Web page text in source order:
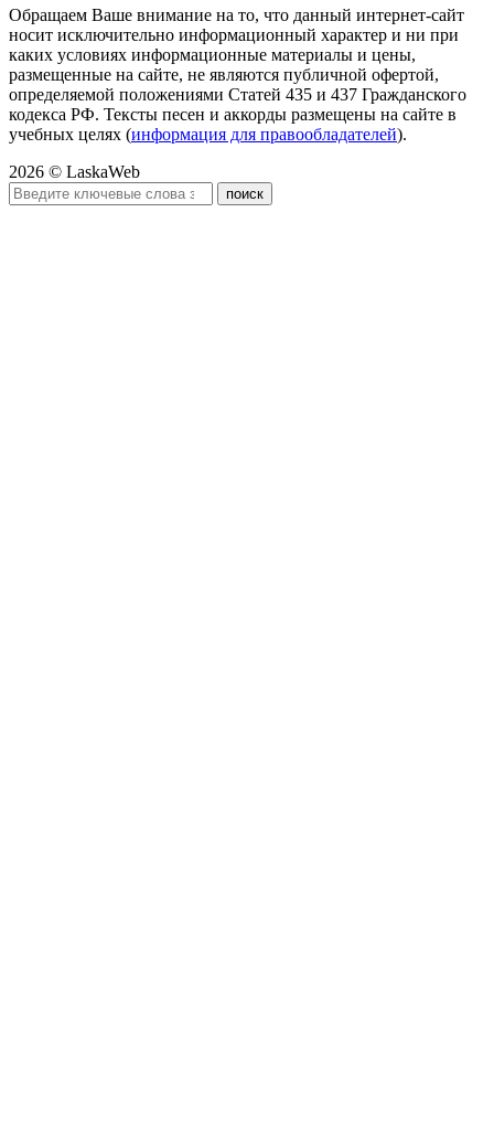
Обращаем Ваше внимание на то, что данный интернет-сайт
носит исключительно информационный характер и ни при
каких условиях информационные материалы и цены,
размещенные на сайте, не являются публичной офертой,
определяемой положениями Статей 435 и 437 Гражданского
кодекса РФ. Тексты песен и аккорды размещены на сайте в
учебных целях (информация для правообладателей).
2026 © LaskaWeb